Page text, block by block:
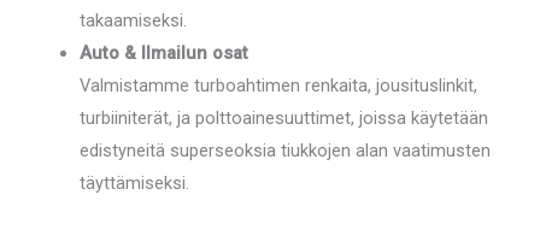
takaamiseksi.
Auto & Ilmailun osat
Valmistamme turboahtimen renkaita, jousituslinkit,
turbiiniterät, ja polttoainesuuttimet, joissa käytetään
edistyneitä superseoksia tiukkojen alan vaatimusten
täyttämiseksi.